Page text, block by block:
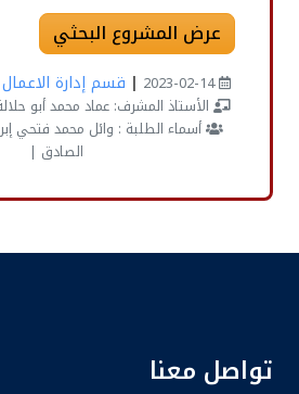
عرض المشروع البحثي
2023-02-14
| قسم إدارة الاعمال
الأستاذ المشرف: عماد محمد أبو
أسماء الطلبة : وائل محمد فتحي
الصادق |
تواصل معنا